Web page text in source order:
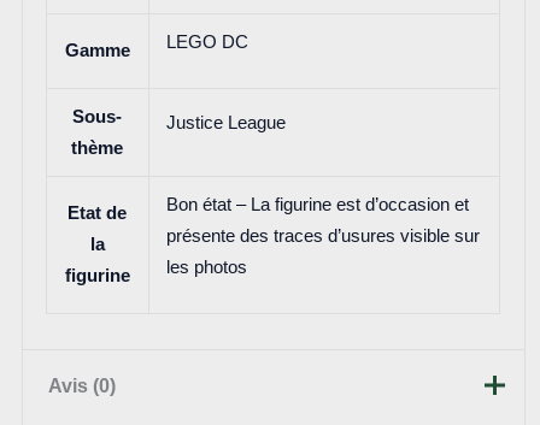
Gamme LEGO DC
Sous-
thème
Justice League
Etat de
la
figurine
Bon état – La figurine est d’occasion et
présente des traces d’usures visible sur
les photos
Avis (0)